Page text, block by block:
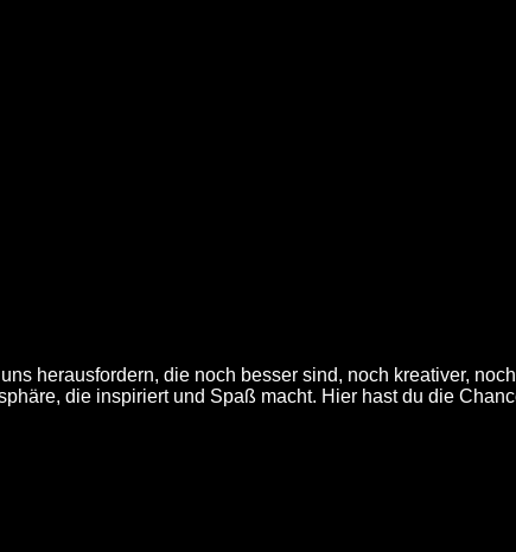
herausfordern, die noch besser sind, noch kreativer,
die inspiriert und Spaß macht. Hier hast du die